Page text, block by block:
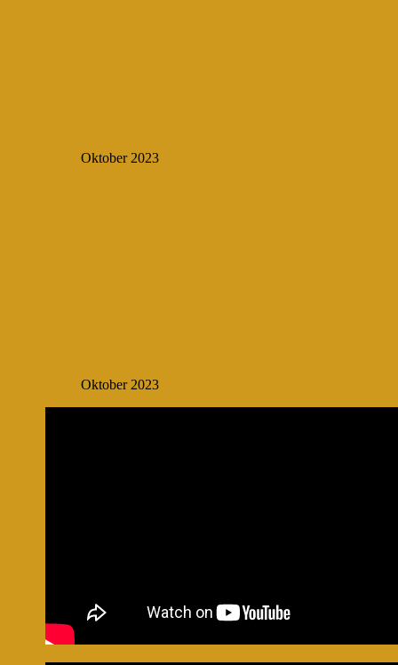
Oktober 2023
Oktober 2023